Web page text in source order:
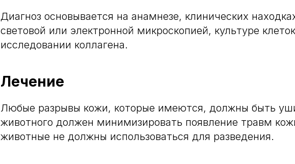
Диагноз основывается на анамнезе, клинических
световой или электронной микроскопией, культуре
исследовании коллагена.
Лечение
Любые разрывы кожи, которые имеются, должны быть
животного должен минимизировать появление травм
животные не должны использоваться для разведения.